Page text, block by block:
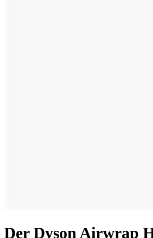
Der Dyson Airwrap